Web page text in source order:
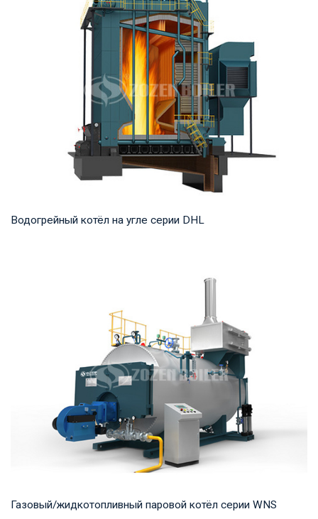
Водогрейный котёл на угле серии DHL
мощность продукта: 29-140 МВт Температура...
Газовый/жидкотопливный паровой котёл серии WNS